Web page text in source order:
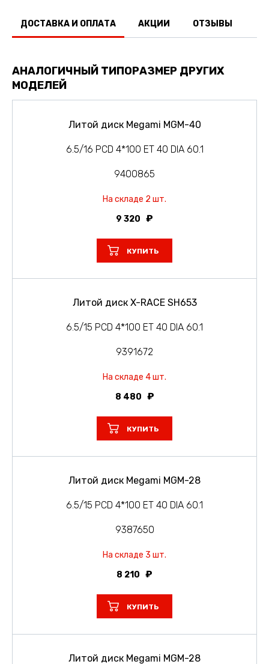
ДОСТАВКА И ОПЛАТА АКЦИИ ОТЗЫВЫ
АНАЛОГИЧНЫЙ ТИПОРАЗМЕР ДРУГИХ
МОДЕЛЕЙ
Литой диск Megami MGM-40
6.5/16 PCD 4*100 ET 40 DIA 60.1
9400865
На складе 2 шт.
9 320
КУПИТЬ
Литой диск X-RACE SH653
6.5/15 PCD 4*100 ET 40 DIA 60.1
9391672
На складе 4 шт.
8 480
КУПИТЬ
Литой диск Megami MGM-28
6.5/15 PCD 4*100 ET 40 DIA 60.1
9387650
На складе 3 шт.
8 210
КУПИТЬ
Литой диск Megami MGM-28